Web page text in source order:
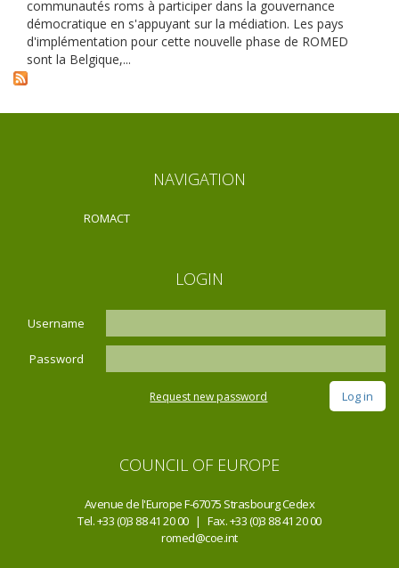
communautés roms à participer dans la gouvernance
démocratique en s'appuyant sur la médiation. Les pays
d'implémentation pour cette nouvelle phase de ROMED
sont la Belgique,...
NAVIGATION
ROMACT
LOGIN
Username
Password
Request new password
COUNCIL OF EUROPE
Avenue de l'Europe F-67075 Strasbourg Cedex
Tel. +33 (0)3 88 41 20 00 | Fax. +33 (0)3 88 41 20 00
romed@coe.int